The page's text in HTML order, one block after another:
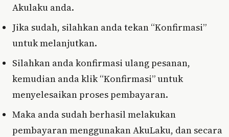
Akulaku anda.
Jika sudah, silahkan anda tekan “Konfirmasi”
untuk melanjutkan.
Silahkan anda konfirmasi ulang pesanan,
kemudian anda klik “Konfirmasi” untuk
menyelesaikan proses pembayaran.
Maka anda sudah berhasil melakukan
pembayaran menggunakan AkuLaku, dan secara